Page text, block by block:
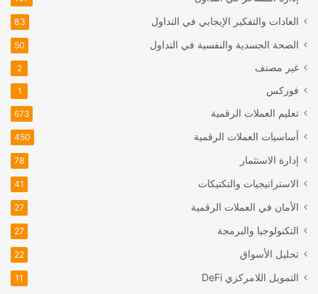
العادات والتفكير الإيجابي في التداول 83
الصحة الجسدية والنفسية في التداول 50
غير مصنف 2
فوركس 1
تعليم العملات الرقمية 673
أساسيات العملات الرقمية 450
إدارة الاستثمار 78
الاستراتيجيات والتكتيكات 41
الأمان في العملات الرقمية 27
التكنولوجيا والبرمجة 27
تحليل الأسواق 22
التمويل اللامركزي DeFi
11